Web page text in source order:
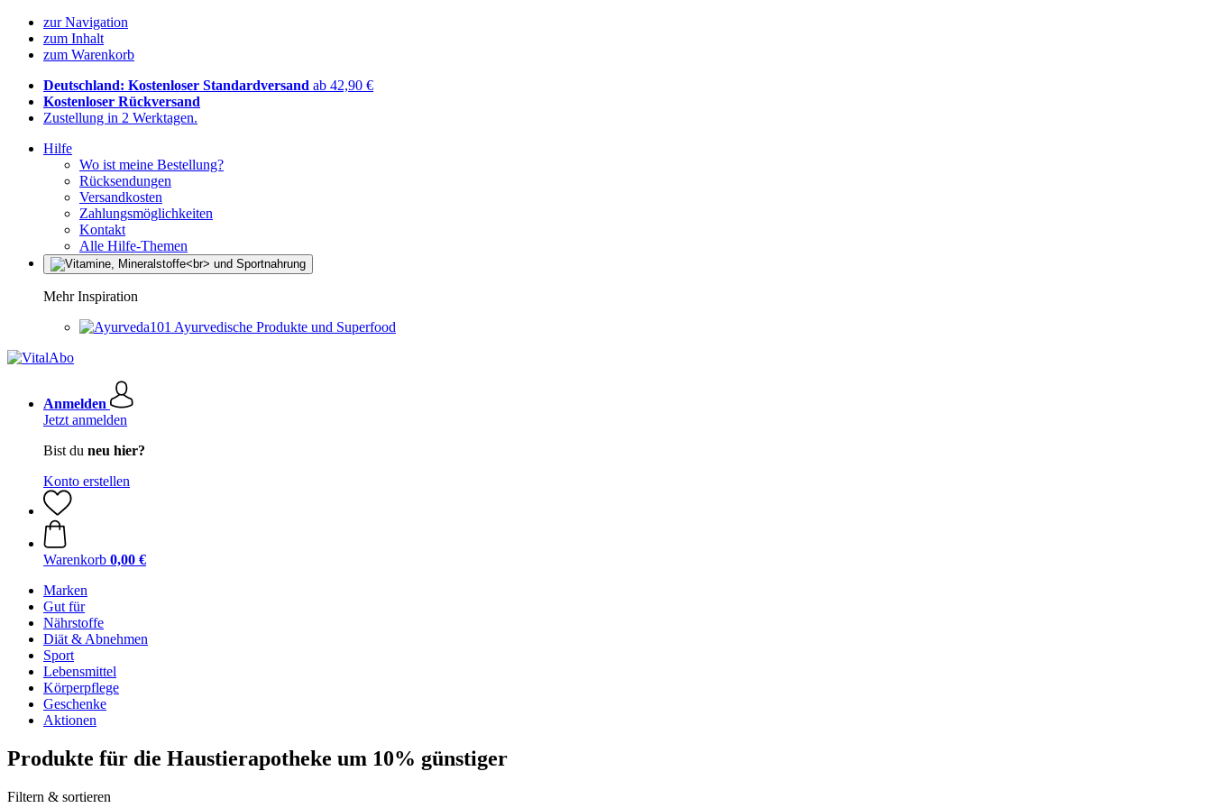
zur Navigation
zum Inhalt
zum Warenkorb
Deutschland: Kostenloser Standardversand ab 42,90 €
Kostenloser Rückversand
Zustellung in 2 Werktagen.
Hilfe
Wo ist meine Bestellung?
Rücksendungen
Versandkosten
Zahlungsmöglichkeiten
Kontakt
Alle Hilfe-Themen
Mehr Inspiration
Ayurvedische Produkte und Superfood
Anmelden
Jetzt anmelden
Bist du neu hier?
Konto erstellen
Warenkorb 0,00 €
Marken
Gut für
Nährstoffe
Diät & Abnehmen
Sport
Lebensmittel
Körperpflege
Geschenke
Aktionen
Produkte für die Haustierapotheke um 10% günstiger
Filtern & sortieren